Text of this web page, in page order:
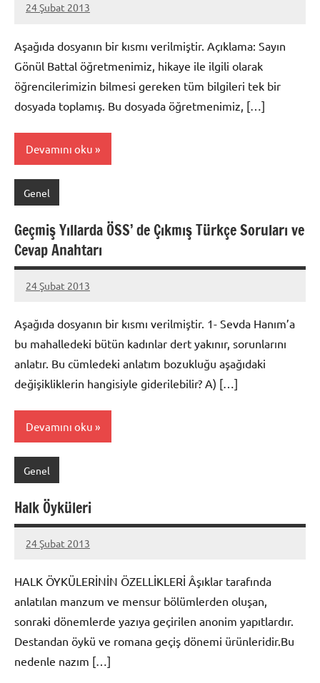
24 Şubat 2013
prenses
Aşağıda dosyanın bir kısmı verilmiştir. Açıklama: Sayın
Gönül Battal öğretmenimiz, hikaye ile ilgili olarak
öğrencilerimizin bilmesi gereken tüm bilgileri tek bir
dosyada toplamış. Bu dosyada öğretmenimiz, […]
Devamını oku
Genel
Geçmiş Yıllarda ÖSS’ de Çıkmış Türkçe Soruları ve
Cevap Anahtarı
24 Şubat 2013
prenses
Aşağıda dosyanın bir kısmı verilmiştir. 1- Sevda Hanım’a
bu mahalledeki bütün kadınlar dert yakınır, sorunlarını
anlatır. Bu cümledeki anlatım bozukluğu aşağıdaki
değişikliklerin hangisiyle giderilebilir? A) […]
Devamını oku
Genel
Halk Öyküleri
24 Şubat 2013
prenses
HALK ÖYKÜLERİNİN ÖZELLİKLERİ Âşıklar tarafında
anlatılan manzum ve mensur bölümlerden oluşan,
sonraki dönemlerde yazıya geçirilen anonim yapıtlardır.
Destandan öykü ve romana geçiş dönemi ürünleridir.Bu
nedenle nazım […]